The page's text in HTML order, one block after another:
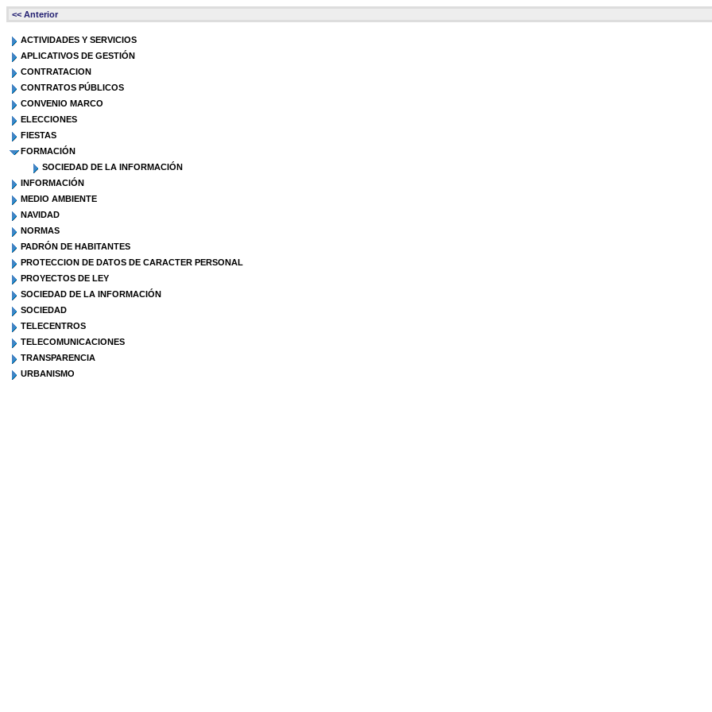
<< Anterior
ACTIVIDADES Y SERVICIOS
APLICATIVOS DE GESTIÓN
CONTRATACION
CONTRATOS PÚBLICOS
CONVENIO MARCO
ELECCIONES
FIESTAS
FORMACIÓN
SOCIEDAD DE LA INFORMACIÓN
INFORMACIÓN
MEDIO AMBIENTE
NAVIDAD
NORMAS
PADRÓN DE HABITANTES
PROTECCION DE DATOS DE CARACTER PERSONAL
PROYECTOS DE LEY
SOCIEDAD DE LA INFORMACIÓN
SOCIEDAD
TELECENTROS
TELECOMUNICACIONES
TRANSPARENCIA
URBANISMO